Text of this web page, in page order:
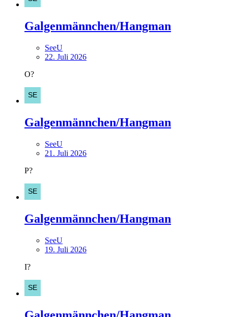
Galgenmännchen/Hangman
SeeU
22. Juli 2026
O?
Galgenmännchen/Hangman
SeeU
21. Juli 2026
P?
Galgenmännchen/Hangman
SeeU
19. Juli 2026
I?